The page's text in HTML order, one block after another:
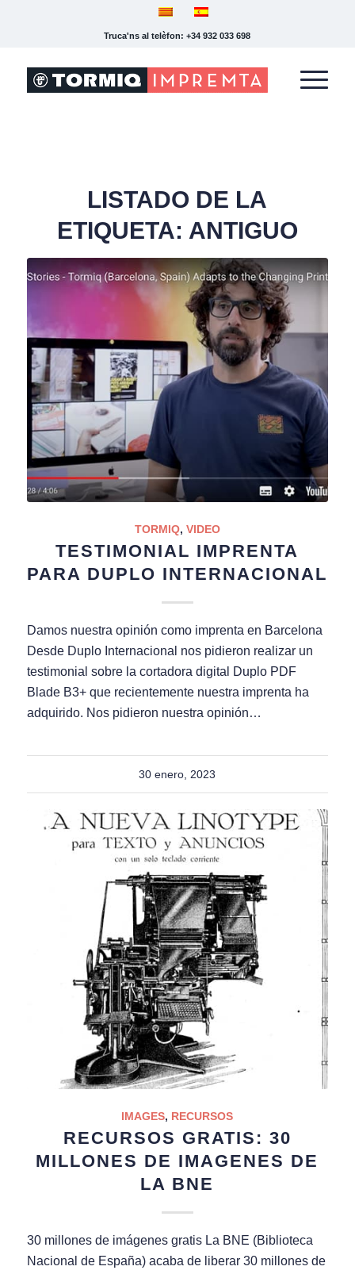
Truca'ns al telèfon: +34 932 033 698
LISTADO DE LA
ETIQUETA: ANTIGUO
TORMIQ, VIDEO
TESTIMONIAL IMPRENTA
PARA DUPLO INTERNACIONAL
Damos nuestra opinión como imprenta en Barcelona
Desde Duplo Internacional nos pidieron realizar un
testimonial sobre la cortadora digital Duplo PDF
Blade B3+ que recientemente nuestra imprenta ha
adquirido. Nos pidieron nuestra opinión…
30 enero, 2023
IMAGES, RECURSOS
RECURSOS GRATIS: 30
MILLONES DE IMAGENES DE
LA BNE
30 millones de imágenes gratis La BNE (Biblioteca
Nacional de España) acaba de liberar 30 millones de